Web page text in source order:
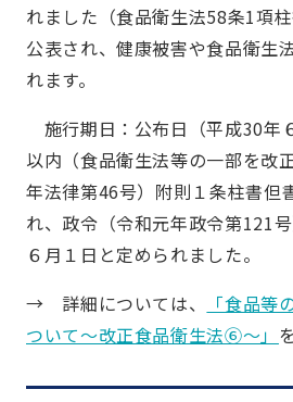
れました（食品衛生法58条1項
公表され、健康被害や食品衛生
れます。
施行期日：公布日（平成30年
以内（食品衛生法等の一部を改
年法律第46号）附則１条柱書但
れ、政令（令和元年政令第121
６月１日と定められました。
→ 詳細については、
「食品等
ついて～改正食品衛生法⑥～」